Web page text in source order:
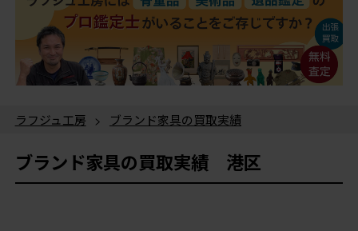
ラフジュ工房 > ブランド家具の買取実績
ブランド家具の買取実績 港区